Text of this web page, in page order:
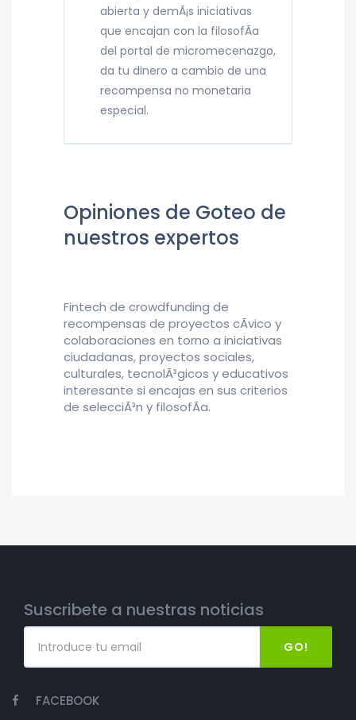
abierta y demÃ¡s iniciativas
que encajan con la filosofÃ­a
del portal de micromecenazgo,
da tu dinero a cambio de una
recompensa no monetaria
especial.
Opiniones de Goteo de
nuestros expertos
Fintech de crowdfunding de
recompensas de proyectos cÃ­vico y
colaboraciones en torno a iniciativas
ciudadanas, proyectos sociales,
culturales, tecnolÃ³gicos y educativos
interesante si encajas en sus criterios
de selecciÃ³n y filosofÃ­a.
Suscribete a nuestras noticias
GO!
FACEBOOK